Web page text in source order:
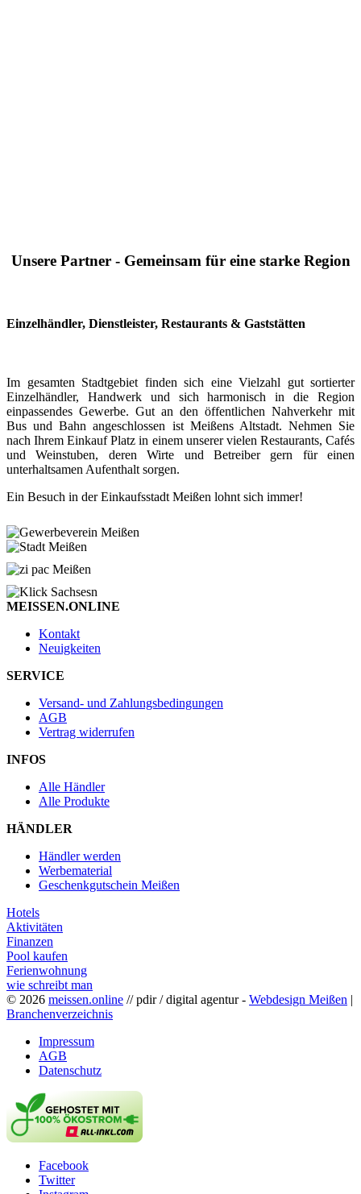
Unsere Partner - Gemeinsam für eine starke Region
Einzelhändler, Dienstleister, Restaurants & Gaststätten
Im gesamten Stadtgebiet finden sich eine Vielzahl gut sortierter
Einzelhändler, Handwerk und sich harmonisch in die Region
einpassendes Gewerbe. Gut an den öffentlichen Nahverkehr mit
Bus und Bahn angeschlossen ist Meißens Altstadt. Nehmen Sie
nach Ihrem Einkauf Platz in einem unserer vielen Restaurants, Cafés
und Weinstuben, deren Wirte und Betreiber gern für einen
unterhaltsamen Aufenthalt sorgen.
Ein Besuch in der Einkaufsstadt Meißen lohnt sich immer!
MEISSEN.ONLINE
Kontakt
Neuigkeiten
SERVICE
Versand- und Zahlungsbedingungen
AGB
Vertrag widerrufen
INFOS
Alle Händler
Alle Produkte
HÄNDLER
Händler werden
Werbematerial
Geschenkgutschein Meißen
Hotels
Aktivitäten
Finanzen
Pool kaufen
Ferienwohnung
wie schreibt man
© 2026 meissen.online // pdir / digital agentur - Webdesign Meißen |
Branchenverzeichnis
Impressum
AGB
Datenschutz
Facebook
Twitter